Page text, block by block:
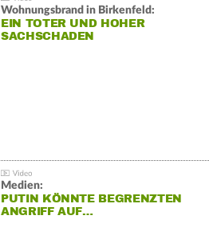
Wohnungsbrand in Birkenfeld:
EIN TOTER UND HOHER
SACHSCHADEN
Medien:
PUTIN KÖNNTE BEGRENZTEN
ANGRIFF AUF…